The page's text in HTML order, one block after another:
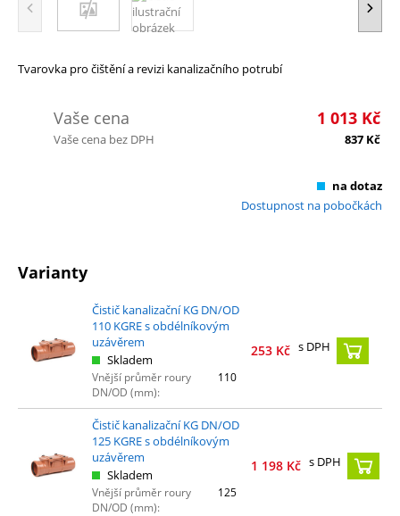
Tvarovka pro čištění a revizi kanalizačního potrubí
Vaše cena 1 013 Kč
Vaše cena bez DPH 837 Kč
na dotaz
Dostupnost na pobočkách
Varianty
Čistič kanalizační KG DN/OD
110 KGRE s obdélníkovým
uzávěrem
Skladem
Vnější průměr roury
DN/OD (mm):
110
253 Kč s DPH
Čistič kanalizační KG DN/OD
125 KGRE s obdélníkovým
uzávěrem
Skladem
Vnější průměr roury
DN/OD (mm):
125
1 198 Kč s DPH